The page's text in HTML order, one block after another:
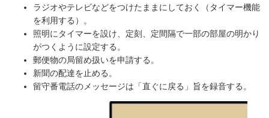
ラジオやテレビなどをつけたままにしておく（タイマー機能
を利用する）。
照明にタイマーを設け、定刻、定間隔で一部の部屋の明かり
がつくように設定する。
郵便物の局留め扱いを申請する。
新聞の配達を止める。
留守番電話のメッセージは「直ぐに戻る」旨を録音する。